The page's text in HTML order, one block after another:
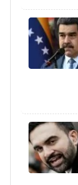
kurtuldu.
23 Ocak
kabul
Guiado
Maduro ise
diplomatik
seçimlerde
seçildi.
2024 yılında
Konseyi'nin
kazandığını